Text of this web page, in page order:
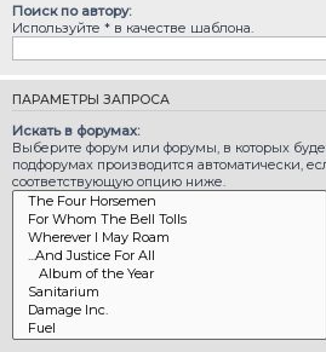
Поиск по автору:
Используйте * в качестве шаблона.
ПАРАМЕТРЫ ЗАПРОСА
Искать в форумах:
Выберите форум или форумы, в которых
подфорумах производится автоматически,
соответствующую опцию ниже.